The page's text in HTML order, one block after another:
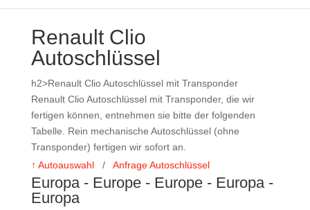
Renault Clio
Autoschlüssel
h2>Renault Clio Autoschlüssel mit Transponder
Renault Clio Autoschlüssel mit Transponder, die wir
fertigen können, entnehmen sie bitte der folgenden
Tabelle. Rein mechanische Autoschlüssel (ohne
Transponder) fertigen wir sofort an.
↑ Autoauswahl
/ Anfrage Autoschlüssel
Europa - Europe - Europe - Europa -
Europa